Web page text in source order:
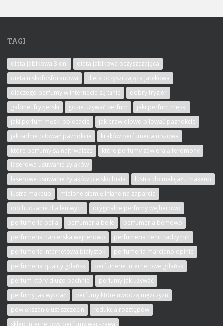
TAGI
dieta jabłkowa 3 dni
dieta jabłkowa oczyszczająca
dieta niskofosforanowa
dieta oczyszczająca jabłkowa
dlaczego perfumy w internecie są tanie
dobry fryzjer
gabinet fryzjerski
gdzie używać perfum
jaki perfum męski
jaki perfum męski polecacie
jak prawidłowo piłować paznokcie
jak ładnie piłować paznokcie
kraków perfumeria niszowa
które perfumy są najtrwalsze
które perfumy zawierają feromony
laserowe usuwanie żylaków
laserowe usuwanie żylaków bielsko biała
lustra do makijażu makeup
lustra makeup
mielone siemię lniane na zaparcia
odchudzanie dla leniwych
oryginalne perfumy wejherowo
perfumeria bella
perfumeria belle
perfumeria bemowo
perfumeria harcerska wejherowo
perfumeria henri radzymin
perfumeria internetowa białystok
perfumeria marciano opinie
perfumeria quality gdańsk
perfumerie internetowe gdańsk
perfum który długo pachnie
perfumy jak używać
perfumy jak wybrać
perfumy które uwodzą mężczyzn
powiększanie ust szczecin
redukcja rozstępów
sklep internetowy perfumy warszawa